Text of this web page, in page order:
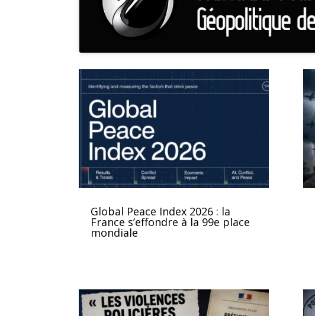
Global Peace Index 2026 : la
France s’effondre à la 99e place
mondiale